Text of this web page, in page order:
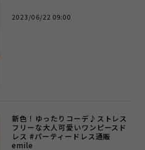
2023/06/22 09:00
新色！ゆったりコーデ♪ストレス
フリーな大人可愛いワンピースド
レス #パーティードレス通販
emile